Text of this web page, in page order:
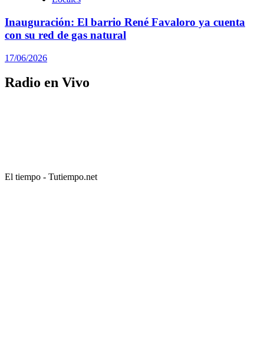
Inauguración: El barrio René Favaloro ya cuenta
con su red de gas natural
17/06/2026
Radio en Vivo
El tiempo - Tutiempo.net